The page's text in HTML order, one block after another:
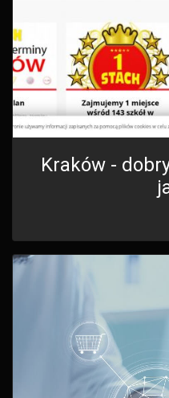
Kraków -